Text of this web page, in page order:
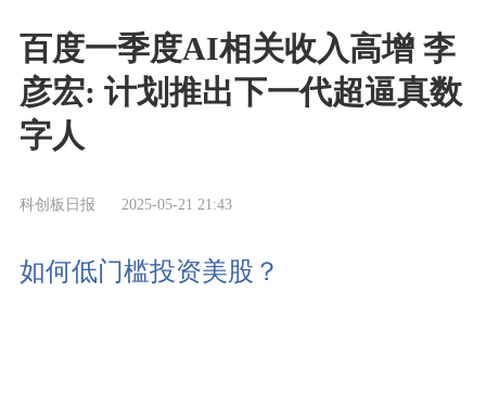
百度一季度AI相关收入高增 李
彦宏: 计划推出下一代超逼真数
字人
科创板日报 2025-05-21 21:43
如何低门槛投资美股？